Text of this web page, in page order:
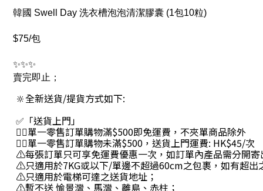
韓國 Swell Day 洗衣槽泡泡清潔膠囊 (1包10粒)
$75/包
✨✨✨
賣完即止；
🔆全新送貨/提貨方式如下:
✅「送貨上門」
👉🏻單一零售訂單購物滿$500即免運費，不夾單商品除外
👉🏻單一零售訂單購物未滿$500，送貨上門運費: HK$45/次
⚠每張訂單只可享免運費優惠一次，如訂單內產品需分開
⚠只適用於7KG或以下/單邊不超過60cm之包裹，如有超出
⚠只適用於電梯可達之送貨地址；
⚠暫不送 愉景灣、馬灣、離島、赤柱；